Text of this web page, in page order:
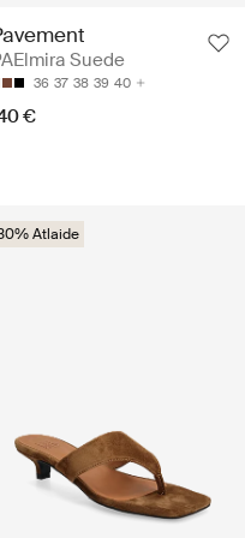
Suede
36 37 38 39 40
€
Atlaide